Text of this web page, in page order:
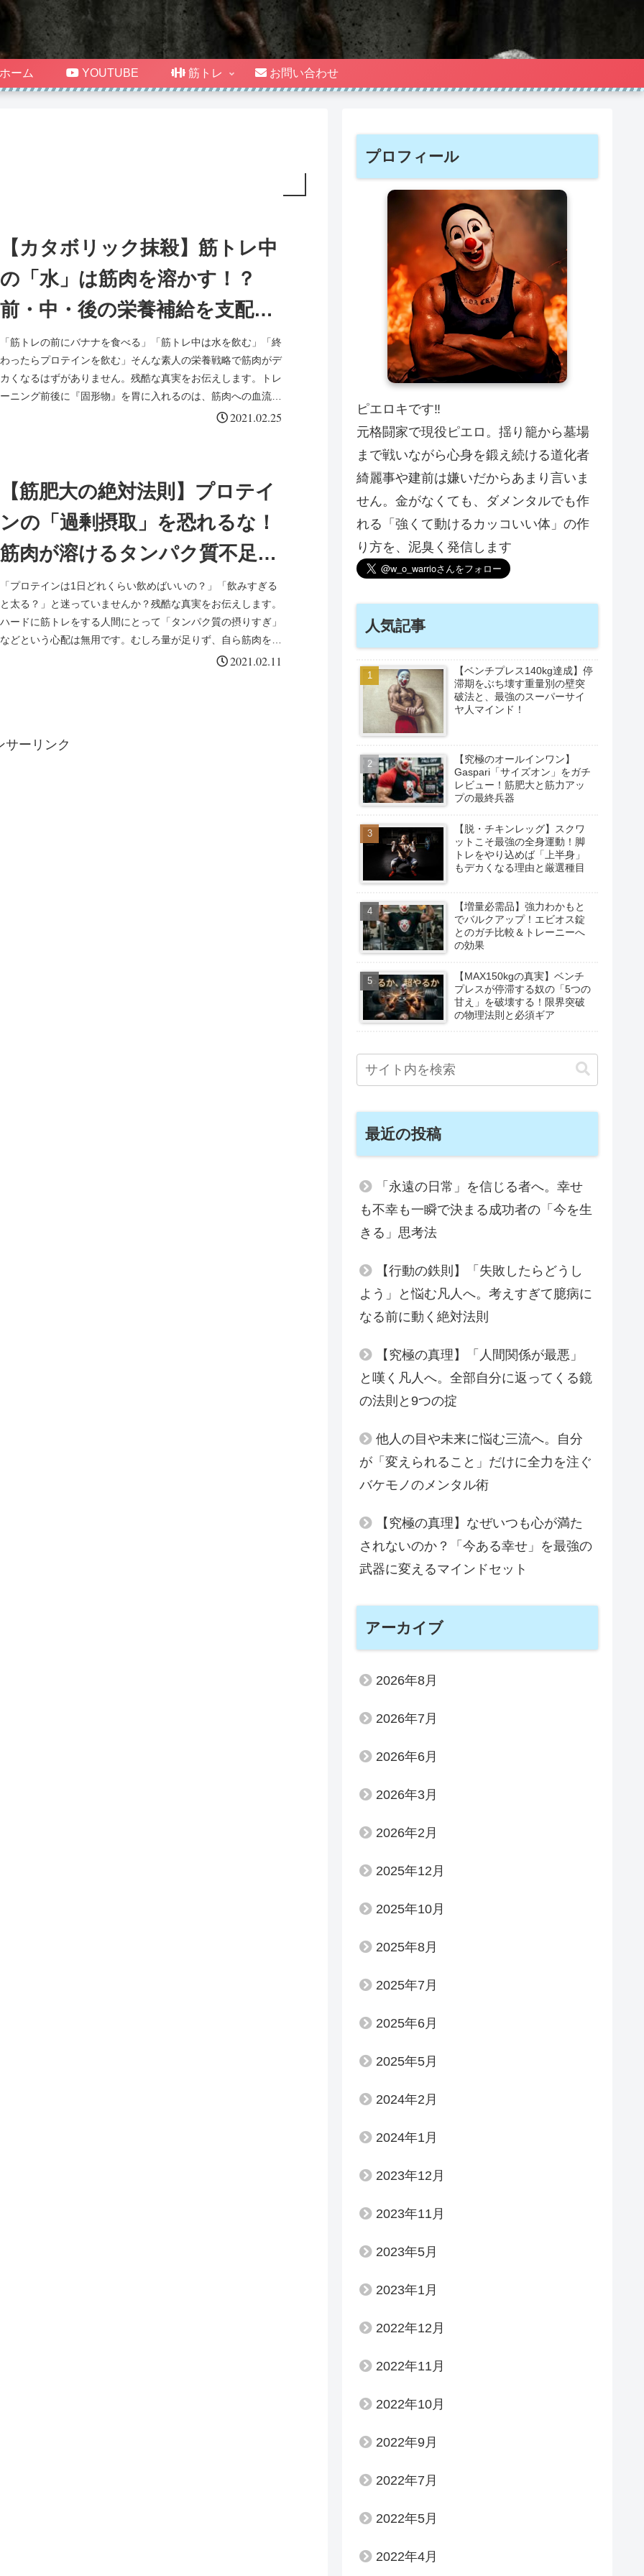
ーム YOUTUBE 筋トレ お問い合わせ
【カタボリック抹殺】筋トレ中
の「水」は筋肉を溶かす！？
前・中・後の栄養補給を支配す
る絶対力学
「筋トレの前にバナナを食べる」「筋トレ中は水を飲む」「終
わったらプロテインを飲む」そんな素人の栄養戦略で筋肉がデ
カくなるはずがありません。残酷な真実をお伝えします。トレ
ーニング前後に『固形物』を胃に入れるのは、筋肉への血流を
妨げる三流のムーブです。筋肉ピエロが、血中アミノ酸濃度と
2021.02.25
【筋肥大の絶対法則】プロテイ
ンの「過剰摂取」を恐れるな！
筋肉が溶けるタンパク質不足の
罠
「プロテインは1日どれくらい飲めばいいの？」「飲みすぎる
と太る？」と迷っていませんか？残酷な真実をお伝えします。
ハードに筋トレをする人間にとって「タンパク質の摂りすぎ」
などという心配は無用です。むしろ量が足りず、自ら筋肉を分
解（カタボリック）させている凡人が大半です。筋肉ピエロ
2021.02.11
サーリンク
プロフィール
ピエロキです‼️
元格闘家で現役ピエロ。揺り籠から墓場
まで戦いながら心身を鍛え続ける道化者
綺麗事や建前は嫌いだからあまり言いま
せん。金がなくても、ダメンタルでも作
れる「強くて動けるカッコいい体」の作
り方を、泥臭く発信します
人気記事
【ベンチプレス140kg達成】停
滞期をぶち壊す重量別の壁突
破法と、最強のスーパーサイ
ヤ人マインド！
【究極のオールインワン】
Gaspari「サイズオン」をガチ
レビュー！筋肥大と筋力アッ
プの最終兵器
【脱・チキンレッグ】スクワ
ットこそ最強の全身運動！脚
トレをやり込めば「上半身」
もデカくなる理由と厳選種目
【増量必需品】強力わかもと
でバルクアップ！エビオス錠
とのガチ比較＆トレーニーへ
の効果
【MAX150kgの真実】ベンチ
プレスが停滞する奴の「5つの
甘え」を破壊する！限界突破
の物理法則と必須ギア
最近の投稿
「永遠の日常」を信じる者へ。幸せ
も不幸も一瞬で決まる成功者の「今を生
きる」思考法
【行動の鉄則】「失敗したらどうし
よう」と悩む凡人へ。考えすぎて臆病に
なる前に動く絶対法則
【究極の真理】「人間関係が最悪」
と嘆く凡人へ。全部自分に返ってくる鏡
の法則と9つの掟
他人の目や未来に悩む三流へ。自分
が「変えられること」だけに全力を注ぐ
バケモノのメンタル術
【究極の真理】なぜいつも心が満た
されないのか？「今ある幸せ」を最強の
武器に変えるマインドセット
アーカイブ
2026年8月
2026年7月
2026年6月
2026年3月
2026年2月
2025年12月
2025年10月
2025年8月
2025年7月
2025年6月
2025年5月
2024年2月
2024年1月
2023年12月
2023年11月
2023年5月
2023年1月
2022年12月
2022年11月
2022年10月
2022年9月
2022年7月
2022年5月
2022年4月